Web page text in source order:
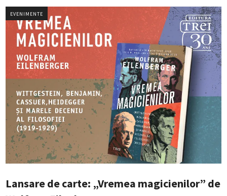
EVENIMENTE
Lansare de carte: „Vremea magicienilor” de